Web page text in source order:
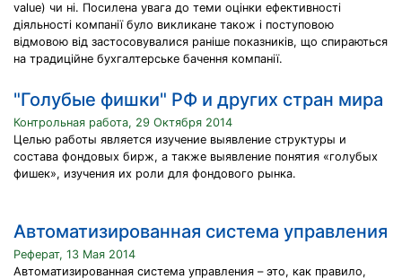
value) чи ні. Посилена увага до теми оцінки ефективності
діяльності компанії було викликане також і поступовою
відмовою від застосовувалися раніше показників, що спираються
на традиційне бухгалтерське бачення компанії.
"Голубые фишки" РФ и других стран мира
Контрольная работа, 29 Октября 2014
Целью работы является изучение выявление структуры и
состава фондовых бирж, а также выявление понятия «голубых
фишек», изучения их роли для фондового рынка.
Автоматизированная система управления
Реферат, 13 Мая 2014
Автоматизированная система управления – это, как правило,